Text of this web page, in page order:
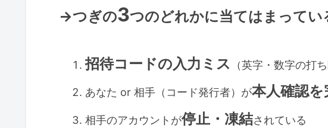
→つぎの3つのどれかに当てはまってい
招待コードの入力ミス （英字・数字の打
あなた or 相手（コード発行者）が本人確認
相手のアカウントが停止・凍結されている